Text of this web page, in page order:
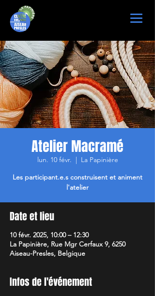
Atelier Macramé
lun. 10 févr.
  |
La Papinière
Les participant.e.s construisent et animent
l'atelier
Date et lieu
10 févr. 2025, 10:00 – 12:30
La Papinière, Rue Mgr Cerfaux 9, 6250
Aiseau-Presles, Belgique
Infos de l'événement